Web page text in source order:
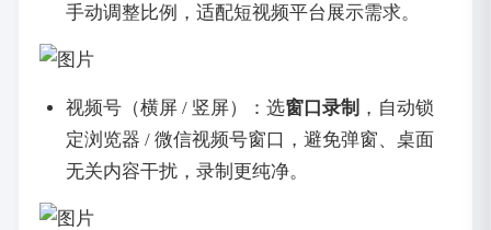
手动调整比例，适配短视频平台展示需求。
视频号（横屏 / 竖屏）：选窗口录制 ，自动锁
定浏览器 / 微信视频号窗口，避免弹窗、桌面
无关内容干扰，录制更纯净。